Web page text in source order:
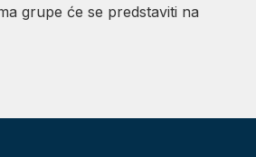
grupe će se predstaviti na